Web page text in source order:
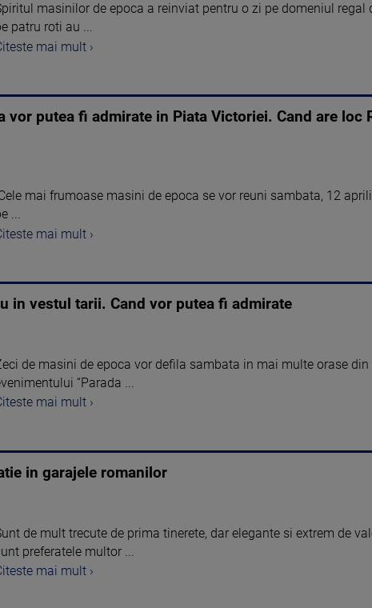
masinilor de epoca a reinviat pentru o zi pe domeniul regal
patru roti au ...
mai mult ›
vor putea fi admirate in Piata Victoriei. Cand are loc
mai frumoase masini de epoca se vor reuni sambata, 12
...
mai mult ›
in vestul tarii. Cand vor putea fi admirate
de masini de epoca vor defila sambata in mai multe orase
“Parada ...
mai mult ›
in garajele romanilor
de mult trecute de prima tinerete, dar elegante si extrem de
preferatele multor ...
mai mult ›